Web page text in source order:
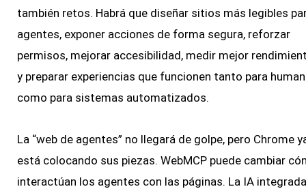
también retos. Habrá que diseñar sitios más legibles
agentes, exponer acciones de forma segura, reforzar
permisos, mejorar accesibilidad, medir mejor
y preparar experiencias que funcionen tanto para
como para sistemas automatizados.
La “web de agentes” no llegará de golpe, pero Chrome
está colocando sus piezas. WebMCP puede cambiar
interactúan los agentes con las páginas. La IA integrada